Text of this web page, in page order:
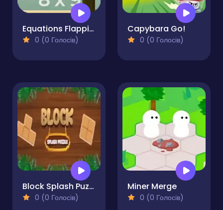
Equations Flapping
0 (0 Голосів)
Capybara Go!
0 (0 Голосів)
Block Splash Puzzle
0 (0 Голосів)
Miner Merge
0 (0 Голосів)